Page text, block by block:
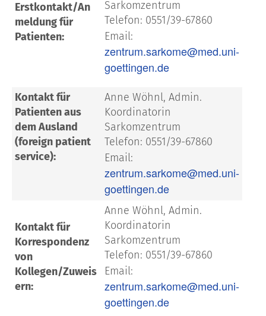
Erstkontakt/An
meldung für
Patienten:
Sarkomzentrum
Telefon: 0551/39-67860
Email:
zentrum.sarkome@med.uni-
goettingen.de
Kontakt für
Patienten aus
dem Ausland
(foreign patient
service):
Anne Wöhnl, Admin.
Koordinatorin
Sarkomzentrum
Telefon: 0551/39-67860
Email:
zentrum.sarkome@med.uni-
goettingen.de
Kontakt für
Korrespondenz
von
Kollegen/Zuweis
ern:
Anne Wöhnl, Admin.
Koordinatorin
Sarkomzentrum
Telefon: 0551/39-67860
Email:
zentrum.sarkome@med.uni-
goettingen.de